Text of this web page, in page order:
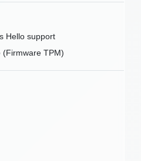
Hello support
(Firmware TPM)